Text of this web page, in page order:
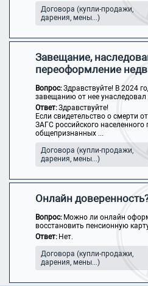
Договора (купли-продажи,
дарения, мены...)
Завещание,
переоформление
Вопрос:Здравствуйте! В 2024
завещанию от нее
Ответ:Здравствуйте!
Если свидетельство о смерти
ЗАГС российского населенного
общепризнанных ...
Договора (купли-продажи,
дарения, мены...)
Онлайн
Вопрос: Можно ли онлайн
восстановить пенсионную
Ответ: Нет.
Договора (купли-продажи,
дарения, мены...)